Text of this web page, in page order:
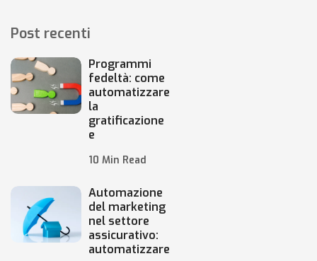
Post recenti
Programmi
fedeltà: come
automatizzare
la
gratificazione
e
10 Min Read
Automazione
del marketing
nel settore
assicurativo:
automatizzare